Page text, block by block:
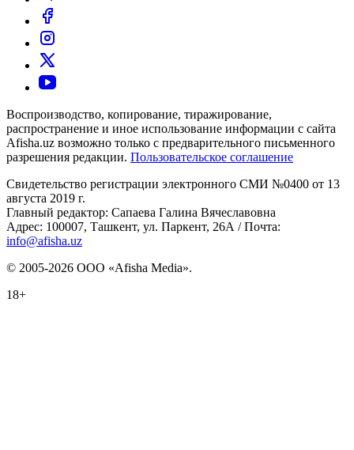
Воспроизводство, копирование, тиражирование,
распространение и иное использование информации с сайта
Afisha.uz возможно только с предварительного письменного
разрешения редакции. Пользовательское соглашение
Свидетельство регистрации электронного СМИ №0400 от 13
августа 2019 г.
Главный редактор: Сапаева Галина Вячеславовна
Адрес: 100007, Ташкент, ул. Паркент, 26А / Почта:
info@afisha.uz
© 2005-2026 ООО «Afisha Media».
18+